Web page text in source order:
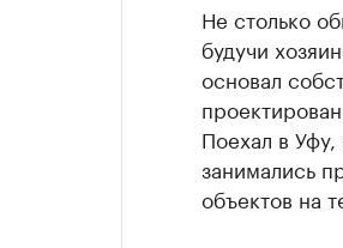
Не столько
будучи
основал
Поехал в
занимались
объектов на